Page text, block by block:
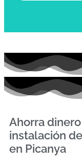
Ahorra
instalación
en Picanya